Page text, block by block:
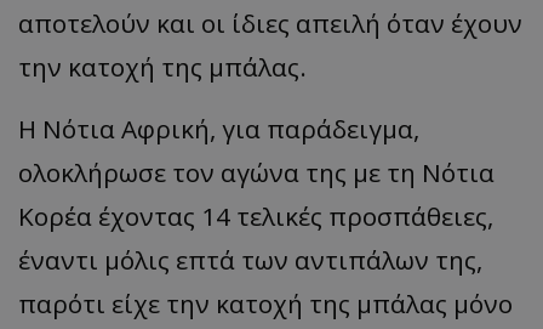
αποτελούν και οι ίδιες απειλή όταν έχουν
την κατοχή της μπάλας.
Η Νότια Αφρική, για παράδειγμα,
ολοκλήρωσε τον αγώνα της με τη Νότια
Κορέα έχοντας 14 τελικές προσπάθειες,
έναντι μόλις επτά των αντιπάλων της,
παρότι είχε την κατοχή της μπάλας μόνο